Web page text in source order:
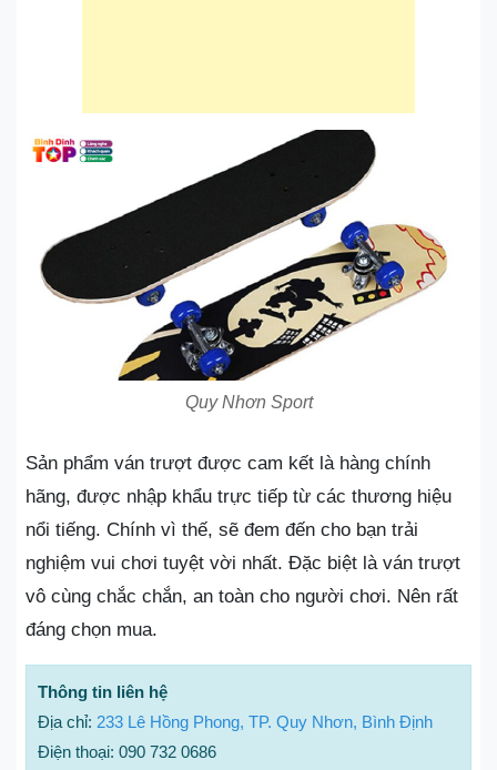
Quy Nhơn Sport
Sản phẩm ván trượt được cam kết là hàng chính
hãng, được nhập khẩu trực tiếp từ các thương hiệu
nổi tiếng. Chính vì thế, sẽ đem đến cho bạn trải
nghiệm vui chơi tuyệt vời nhất. Đặc biệt là ván trượt
vô cùng chắc chắn, an toàn cho người chơi. Nên rất
đáng chọn mua.
Thông tin liên hệ
Địa chỉ: 233 Lê Hồng Phong, TP. Quy Nhơn, Bình Định
Điện thoại: 090 732 0686